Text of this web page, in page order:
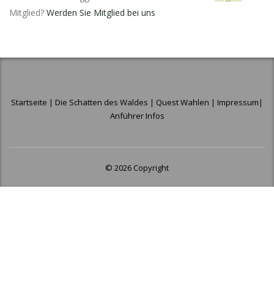
Mitglied? Werden Sie Mitglied bei uns
Startseite | Die Schatten des Waldes | Quest Wahlen | Impressum |
Anführer Infos
© 2026 Copyright